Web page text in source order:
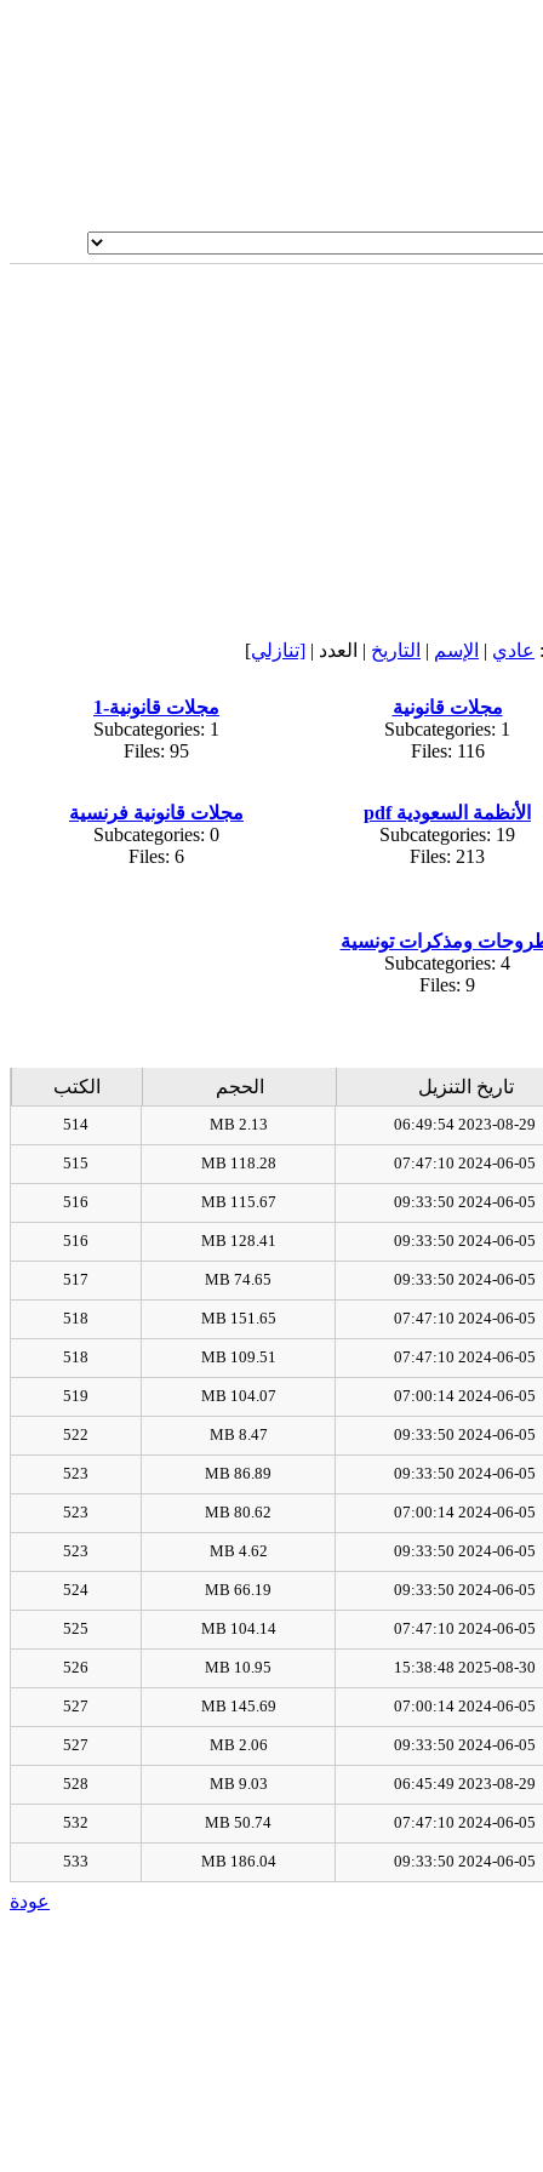
عادي | الإسم | التاريخ | العدد | [تنازلي]
مجلات قانونية
Subcategories: 1
Files: 116
مجلات قانونية-1
Subcategories: 1
Files: 95
الأنظمة السعودية pdf
Subcategories: 19
Files: 213
مجلات قانونية فرنسية
Subcategories: 0
Files: 6
ومذكرات تونسية
Subcategories: 4
Files: 9
تاريخ التنزيل الحجم الكتب
2023-08-29 06:49:54
2.13 MB
514
2024-06-05 07:47:10
118.28 MB
515
2024-06-05 09:33:50
115.67 MB
516
2024-06-05 09:33:50
128.41 MB
516
2024-06-05 09:33:50
74.65 MB
517
2024-06-05 07:47:10
151.65 MB
518
2024-06-05 07:47:10
109.51 MB
518
2024-06-05 07:00:14
104.07 MB
519
2024-06-05 09:33:50
8.47 MB
522
2024-06-05 09:33:50
86.89 MB
523
2024-06-05 07:00:14
80.62 MB
523
2024-06-05 09:33:50
4.62 MB
523
2024-06-05 09:33:50
66.19 MB
524
2024-06-05 07:47:10
104.14 MB
525
2025-08-30 15:38:48
10.95 MB
526
2024-06-05 07:00:14
145.69 MB
527
2024-06-05 09:33:50
2.06 MB
527
2023-08-29 06:45:49
9.03 MB
528
2024-06-05 07:47:10
50.74 MB
532
2024-06-05 09:33:50
186.04 MB
533
عودة